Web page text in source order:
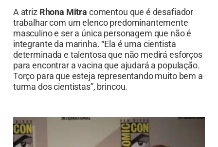
A atriz Rhona Mitra comentou que é desafiador
trabalhar com um elenco predominantemente
masculino e ser a única personagem que não é
integrante da marinha. “Ela é uma cientista
determinada e talentosa que não medirá esforços
para encontrar a vacina que ajudará a população.
Torço para que esteja representando muito bem a
turma dos cientistas”, brincou.